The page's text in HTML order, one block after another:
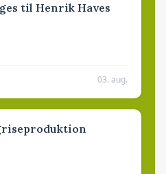
til Henrik Haves
03. aug.